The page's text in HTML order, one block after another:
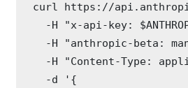
curl https://
-H "x-api-key:
-H "anthropic-beta:
-H "Content-Type:
  -d '{